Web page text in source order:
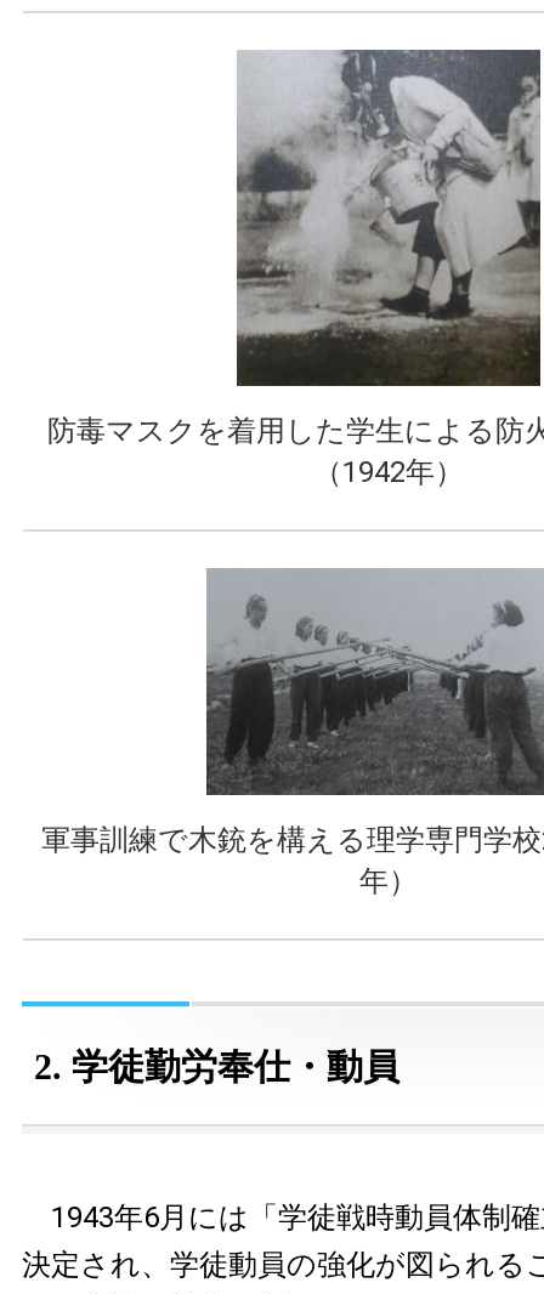
防毒マスクを着用した学生による防
（1942年）
軍事訓練で木銃を構える理学専門学
年）
2. 学徒勤労奉仕・動員
1943年6月には「学徒戦時動員体制
決定され、学徒動員の強化が図られる